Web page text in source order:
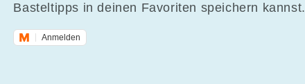
Basteltipps in deinen Favoriten speichern kannst.
Anmelden